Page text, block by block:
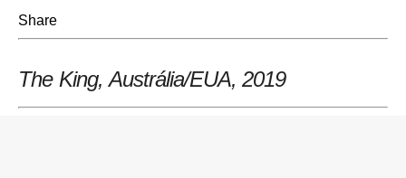
Share
The King, Austrália/EUA, 2019